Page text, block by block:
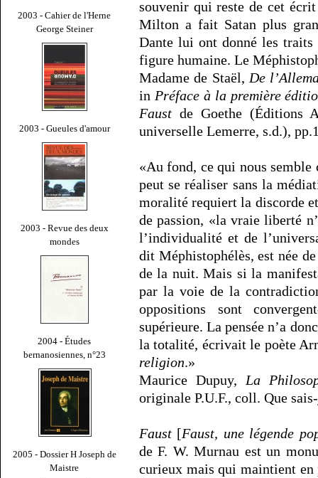
2003 - Cahier de l'Herne
George Steiner
2003 - Gueules d'amour
2003 - Revue des deux
mondes
2004 - Études
bernanosiennes, n°23
2005 - Dossier H Joseph de
Maistre
souvenir qui reste de cet
Milton a fait Satan plus
Dante lui ont donné les traits
figure humaine. Le
Madame de Staël, De
in Préface à la première
Faust de Goethe (Éditions
universelle Lemerre, s.d.),
«Au fond, ce qui nous
peut se réaliser sans la
moralité requiert la discorde
de passion, «la vraie liberté
l’individualité et de
dit Méphistophélès, est née
de la nuit. Mais si la
par la voie de la
oppositions sont
supérieure. La pensée n’a
la totalité, écrivait le poète
religion.»
Maurice Dupuy, La
originale P.U.F., coll. Que
Faust [Faust, une légende
de F. W. Murnau est un
curieux mais qui maintient